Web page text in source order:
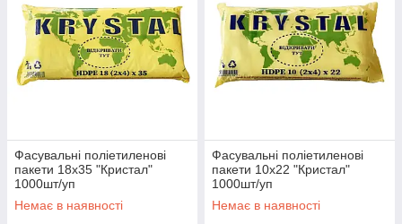
Фасувальні поліетиленові
пакети 18х35 "Кристал"
1000шт/уп
Немає в наявності
Фасувальні поліетиленові
пакети 10х22 "Кристал"
1000шт/уп
Немає в наявності